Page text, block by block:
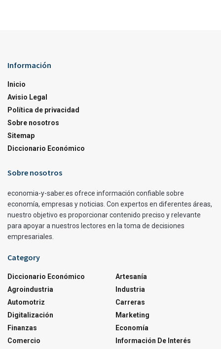
Información
Inicio
Avisio Legal
Política de privacidad
Sobre nosotros
Sitemap
Diccionario Económico
Sobre nosotros
economia-y-saber.es ofrece información confiable sobre
economía, empresas y noticias. Con expertos en diferentes áreas,
nuestro objetivo es proporcionar contenido preciso y relevante
para apoyar a nuestros lectores en la toma de decisiones
empresariales.
Category
Diccionario Económico
Agroindustria
Automotriz
Digitalización
Finanzas
Comercio
Artesanía
Industria
Carreras
Marketing
Economía
Información De Interés